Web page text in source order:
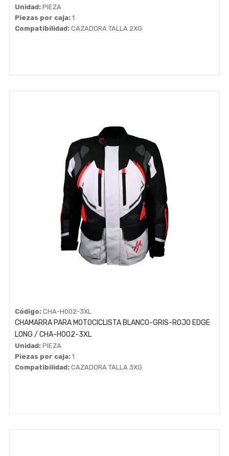
Unidad: PIEZA
Piezas por caja: 1
Compatibilidad: CAZADORA TALLA 2XG
Código:CHA-H002-3XL
CHAMARRA PARA MOTOCICLISTA BLANCO-GRIS-ROJO EDGE
LONG / CHA-H002-3XL
Unidad: PIEZA
Piezas por caja: 1
Compatibilidad: CAZADORA TALLA 3XG